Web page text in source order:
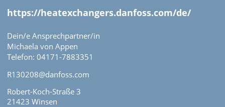
https://heatexchangers.danfoss.com/de/
Dein/e Ansprechpartner/in
Michaela von Appen
Telefon: 04171-7883351
R130208@danfoss.com
Robert-Koch-Straße 3
21423 Winsen